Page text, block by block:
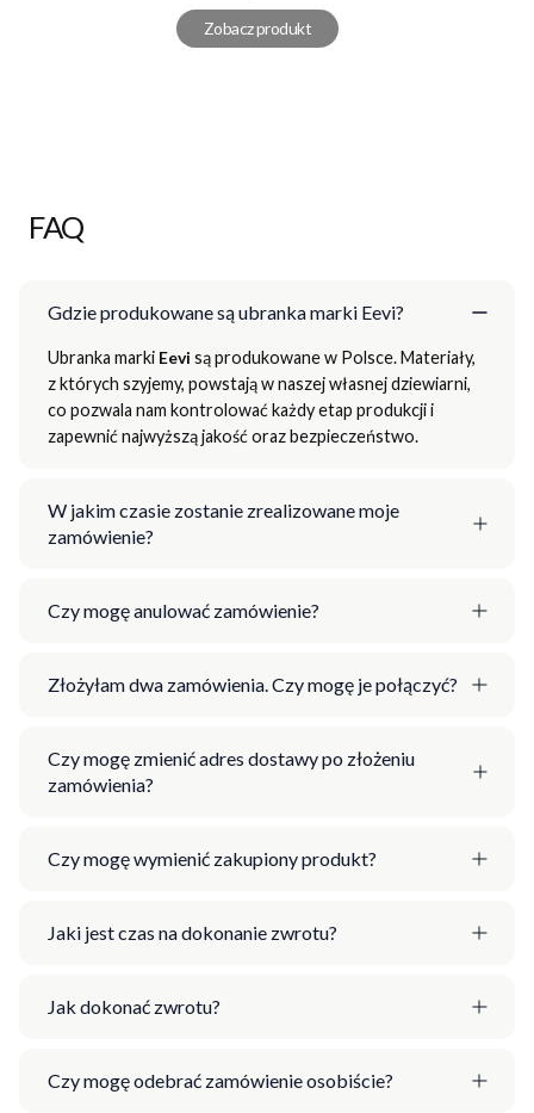
Zobacz produkt
FAQ
Gdzie produkowane są ubranka marki Eevi?
Ubranka marki Eevi są produkowane w Polsce. Materiały,
z których szyjemy, powstają w naszej własnej dziewiarni,
co pozwala nam kontrolować każdy etap produkcji i
zapewnić najwyższą jakość oraz bezpieczeństwo.
W jakim czasie zostanie zrealizowane moje
zamówienie?
Czy mogę anulować zamówienie?
Złożyłam dwa zamówienia. Czy mogę je połączyć?
Czy mogę zmienić adres dostawy po złożeniu
zamówienia?
Czy mogę wymienić zakupiony produkt?
Jaki jest czas na dokonanie zwrotu?
Jak dokonać zwrotu?
Czy mogę odebrać zamówienie osobiście?